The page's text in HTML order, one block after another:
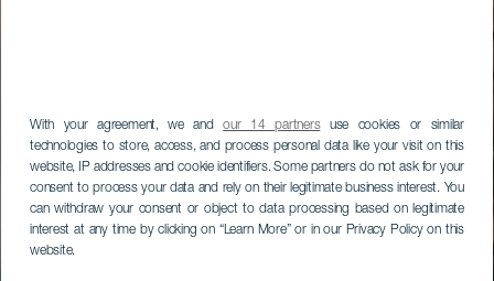
With your agreement, we andour 14 partnersuse cookies or similar
technologies to store, access, and process personal data like your visit on this
website, IP addresses and cookie identifiers. Some partners do not ask for your
consent to process your data and rely on their legitimate business interest. You
can withdraw your consent or object to data processing based on legitimate
interest at any time by clicking on “Learn More” or in our Privacy Policy on this
website.